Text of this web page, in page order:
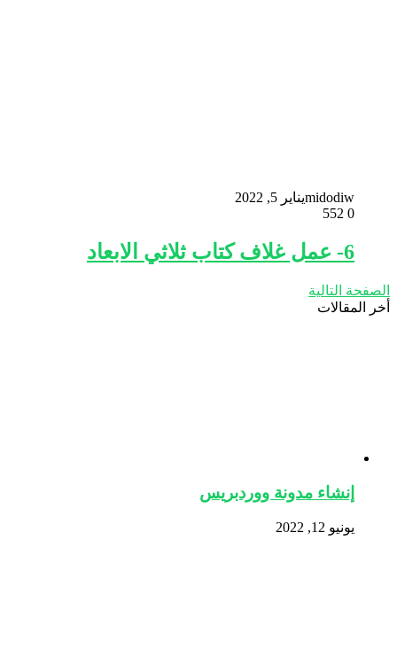
midodiwيناير 5, 2022
0
6- عمل غلاف كتاب ثلاثي الابعاد
الصفحة التالية
أخر المقالات
إنشاء مدونة ووردبريس
يونيو 12, 2022